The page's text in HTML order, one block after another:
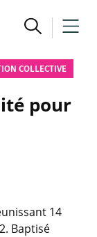
COLLECTIVE
pour
14
Baptisé